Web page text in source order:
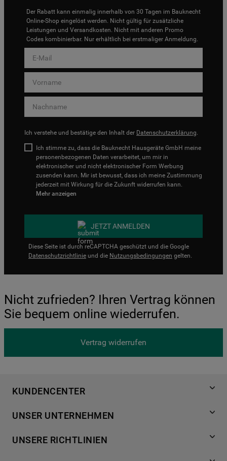
Der Rabatt kann einmalig innerhalb von 30 Tagen im Bauknecht
Online-Shop eingelöst werden. Nicht gültig für zusätzliche
Leistungen und Versandkosten. Nicht mit anderen Promo
Codes kombinierbar. Nur erhältlich bei erstmaliger Anmeldung.
Ich verstehe und bestätige den Inhalt der Datenschutzerklärung.
Ich stimme zu, dass die Bauknecht Hausgeräte GmbH meine
personenbezogenen Daten verarbeitet, um mir in
elektronischer und nicht elektronischer Form Werbung
zusenden kann. Mir ist bewusst, dass ich meine Zustimmung
jederzeit mit Wirkung für die Zukunft widerrufen kann.
Mehr anzeigen
JETZT ANMELDEN
Diese Seite ist durch reCAPTCHA geschützt und die Google
Datenschutzrichtlinie und die Nutzungsbedingungen gelten.
Nicht zufrieden? Ihren Vertrag können
Sie bequem online wiederrufen.
Vertrag widerrufen
KUNDENCENTER
Händlersuche
Häufige Fragen
UNSER UNTERNEHMEN
Für Händler
UNSERE RICHTLINIEN